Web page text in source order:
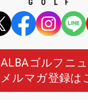
ALBAゴルフニ
メルマガ登録は